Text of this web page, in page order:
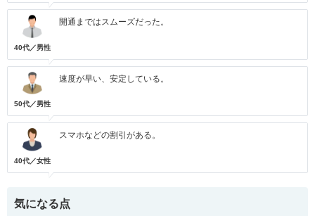
40代／男性
開通まではスムーズだった。
50代／男性
速度が早い、安定している。
40代／女性
スマホなどの割引がある。
気になる点